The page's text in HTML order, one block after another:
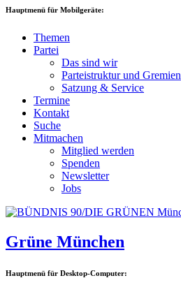
Hauptmenü für Mobilgeräte:
Themen
Partei
Das sind wir
Parteistruktur und Gremien
Satzung & Service
Termine
Kontakt
Suche
Mitmachen
Mitglied werden
Spenden
Newsletter
Jobs
Grüne München
Hauptmenü für Desktop-Computer: